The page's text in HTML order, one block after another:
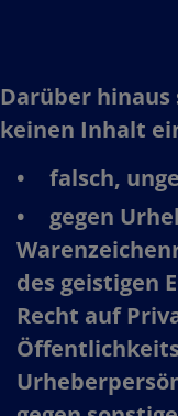
Darüber hinaus
keinen Inhalt
falsch,
gegen
des geistigen
Recht auf